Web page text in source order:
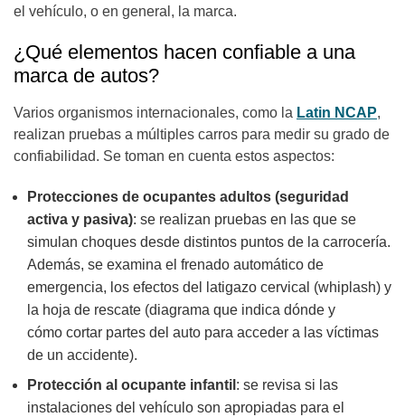
el vehículo, o en general, la marca.
¿Qué elementos hacen confiable a una
marca de autos?
Varios organismos internacionales, como la Latin NCAP,
realizan pruebas a múltiples carros para medir su grado de
confiabilidad. Se toman en cuenta estos aspectos:
Protecciones de ocupantes adultos (seguridad
activa y pasiva): se realizan pruebas en las que se
simulan choques desde distintos puntos de la carrocería.
Además, se examina el frenado automático de
emergencia, los efectos del latigazo cervical (whiplash) y
la hoja de rescate (diagrama que indica dónde y
cómo cortar partes del auto para acceder a las víctimas
de un accidente).
Protección al ocupante infantil : se revisa si las
instalaciones del vehículo son apropiadas para el